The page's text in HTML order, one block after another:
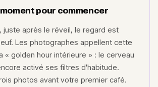
pour commencer
juste après le réveil, le regard est
Les photographes appellent cette
« golden hour intérieure » : le cerveau
activé ses filtres d'habitude.
photos avant votre premier café.